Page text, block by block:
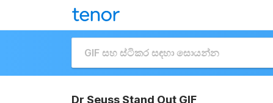
Dr Seuss Stand Out GIF